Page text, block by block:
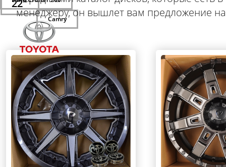
22"
Camry
менеджеру, он вышлет вам предложение